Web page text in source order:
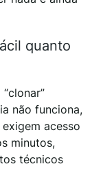
quanto
não funciona,
acesso
minutos,
técnicos